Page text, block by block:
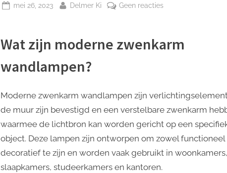
Geplaatst
mei 26, 2023 Door
Delmer Ki Geen reacties
wandlampen:
praktische
Wat zijn moderne zwenkarm
wandlampen?
Moderne zwenkarm wandlampen zijn
de muur zijn bevestigd en een verstelbare zwenkarm
waarmee de lichtbron kan worden gericht op een
object. Deze lampen zijn ontworpen om zowel functioneel
decoratief te zijn en worden vaak gebruikt in woonkamers,
slaapkamers, studeerkamers en kantoren.